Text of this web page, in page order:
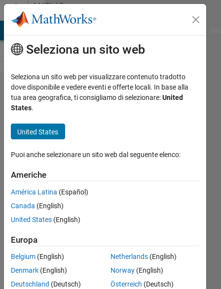
Vai al contenutoMATLAB
Answers
Meaning
of the
function
= input()
Jesse
14 Apr
2020
Risposte
accettata
Seleziona un sito web
Seleziona un sito web per visualizzare contenuto tradotto
dove disponibile e vedere eventi e offerte locali. In base alla
tua area geografica, ti consigliamo di selezionare:United
States.
United States
Puoi anche selezionare un sito web dal seguente elenco:
Americhe
América Latina (Español)
Canada (English)
United States (English)
Europa
Belgium (English)
Denmark (English)
Deutschland (Deutsch)
Netherlands(English)
Norway(English)
Österreich (Deutsch)